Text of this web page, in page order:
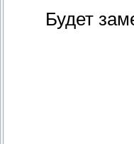
Будет